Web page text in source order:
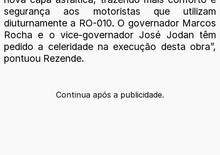
segurança aos motoristas que utilizam
diuturnamente a RO-010. O governador Marcos
Rocha e o vice-governador José Jodan têm
pedido a celeridade na execução desta obra”,
pontuou Rezende.
Continua após a publicidade.